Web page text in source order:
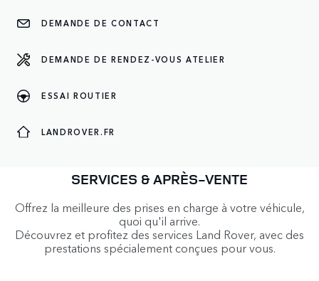
DEMANDE DE CONTACT
DEMANDE DE RENDEZ-VOUS ATELIER
ESSAI ROUTIER
LANDROVER.FR
OFFRES DE SERVICES
SERVICES & APRÈS-VENTE
Offrez la meilleure des prises en charge à votre véhicule,
quoi qu'il arrive.
Découvrez et profitez des services Land Rover, avec des
prestations spécialement conçues pour vous.